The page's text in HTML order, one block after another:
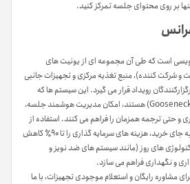
بر روی محتوای جلسه تمرکز کنید.
است که طی آن مجموعه ای از یونیت های
و شرکت کننده)، منبع تغذیه مرکزی و تجهیزات جانبی
رویداد قرار می گیرد. این سیستم ها که
اغلب به صورت “گردن غازی” (Gooseneck) هستند، امکان مدیریت هوشمند جلسه،
حتی ترجمه همزمان را فراهم می کنند. استفاده از
سیستم های کنفرانس اجاره ای به جای خرید، هزینه های سرمایه گذاری را تا ۹۰٪ کاهش
های روز (مانند سیستم های ضد نویز و
و نگهداری فراهم می سازد.
مشاوره رایگان و استعلام موجودی تجهیزات، با ما